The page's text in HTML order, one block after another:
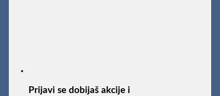
Prijavi se dobijaš akcije i